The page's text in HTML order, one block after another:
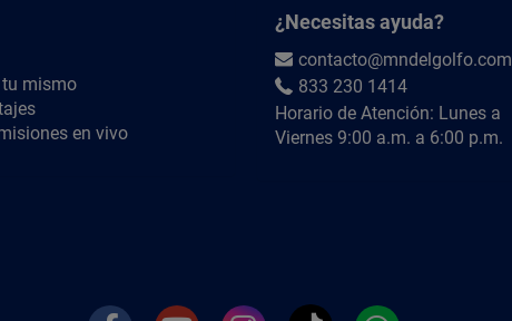
mismo
en vivo
¿Necesitas ayuda?
contacto@mndelgolfo.com
833 230 1414
Horario de Atención: Lunes a
Viernes 9:00 a.m. a 6:00 p.m.